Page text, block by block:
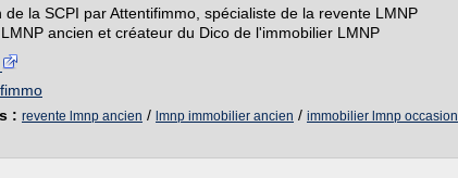
de la SCPI par Attentifimmo, spécialiste de la revente LMNP
ancien et créateur du Dico de l'immobilier LMNP
: revente lmnp ancien / lmnp immobilier ancien / immobilier lmnp occasion